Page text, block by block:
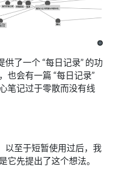
了一个 “每日记录” 的功
也会有一篇 “每日记录”
笔记过于零散而没有线
以至于短暂使用过后，我
先提出了这个想法。